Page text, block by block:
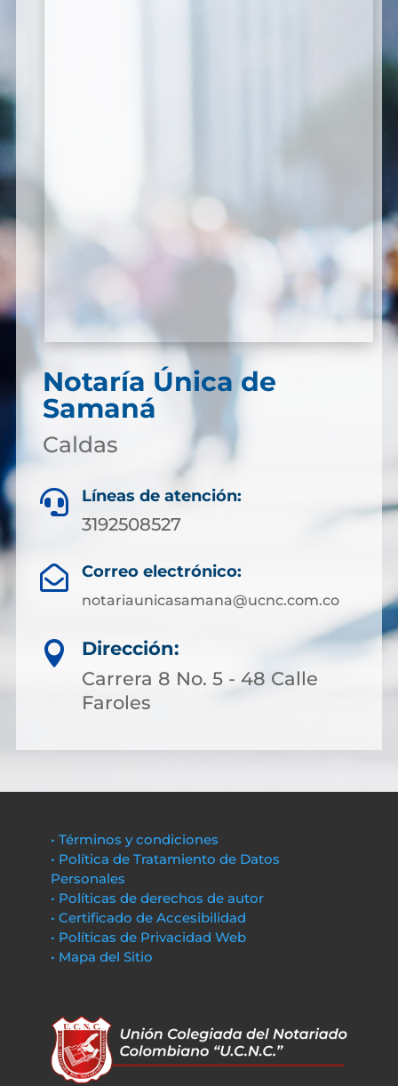
Notaría Única de
Samaná
Caldas
 Líneas de atención:
3192508527
 Correo electrónico:
notariaunicasamana@ucnc.com.co

Dirección:
Carrera 8 No. 5 - 48 Calle
Faroles
• Términos y condiciones
• Política de Tratamiento de Datos
Personales
• Políticas de derechos de autor
• Certificado de Accesibilidad
• Políticas de Privacidad Web
• Mapa del Sitio